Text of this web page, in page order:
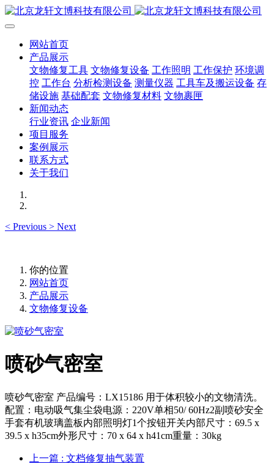
网站首页
产品展示
文物修复工具 文物修复设备 工作照明 工作保护 环境调
控 工作台 分析检测设备 测量仪器 工具车及搬运设备 存
储设施 基础配套 文物修复材料 文物裹匣
新闻动态
行业资讯 企业新闻
项目服务
案例展示
联系方式
关于我们
< Previous > Next
你的位置
网站首页
产品展示
文物修复设备
喷砂气密室
喷砂气密室 产品编号：LX15186 用于体积较小的文物清洗。
配置：电动吸气集尘袋电源：220V单相50/ 60Hz2副喷砂安全
手套有机玻璃盖板内部照明灯1个按钮开关内部尺寸：69.5 x
39.5 x h35cm外形尺寸：70 x 64 x h41cm重量：30kg
上一篇 : 文档修复抽气装置